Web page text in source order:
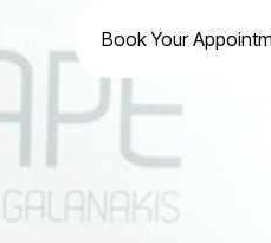
Book Your